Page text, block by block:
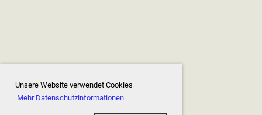
Unsere Website verwendet Cookies
Mehr Datenschutzinformationen